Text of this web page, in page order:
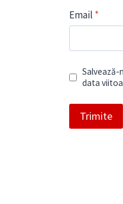
Email *
Salvează-
data